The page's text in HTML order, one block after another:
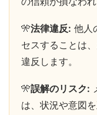
🎌法律違反: 他人
セスすることは
違反します。
🎌誤解のリスク:
は、状況や意図